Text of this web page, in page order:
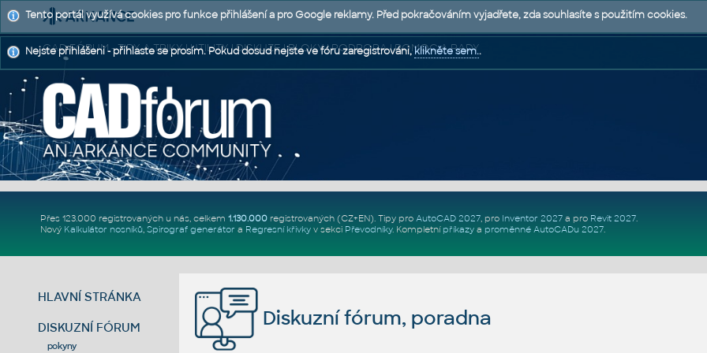
CAD FÓRUM - TIPY A TRIKY | UTILITY | DISKUZE | BLOKY | PODPORA | POMOC A RADY
Přes 123.000 registrovaných u nás, celkem 1.130.000registrovaných (CZ+EN). Tipy pro AutoCAD 2027, pro Inventor 2027a pro Revit 2027.
Nový Kalkulátor nosníků, Spirograf generátor a Regresní křivkyv sekci Převodníky. Kompletní příkazya proměnné AutoCADu 2027.
HLAVNÍ STRÁNKA
DISKUZNÍ FÓRUM
pokyny
Diskuzní fórum, poradna
Tento portál využívá cookies pro funkce přihlášení a pro Google reklamy. Před pokračováním vyjadřete, zda souhlasíte s použitím cookies.
Nejste přihlášeni - přihlaste se prosím. Pokud dosud nejste ve fóru zaregistrováni,klikněte sem..